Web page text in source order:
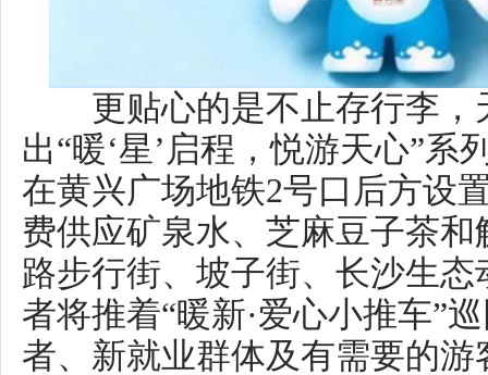
特的厚礼：这里有赛场的激情、
艳的文化邂逅和贴心的服务。它
行目的地，更是一场充满浓厚“
达。
上一篇： 湖南3人1集体获2026年度中国青年五四奖章
下一篇： 非遗代表性传承人李德华：千年土陶讲述新时代故事
相关阅读：
湖南省